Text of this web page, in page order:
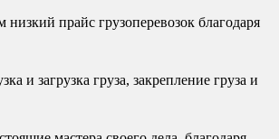
прайс грузоперевозок благодаря
и загрузка груза, закрепление груза и